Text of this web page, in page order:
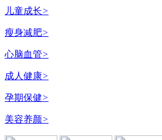
儿童成长>
瘦身减肥>
心脑血管>
成人健康>
孕期保健>
美容养颜>